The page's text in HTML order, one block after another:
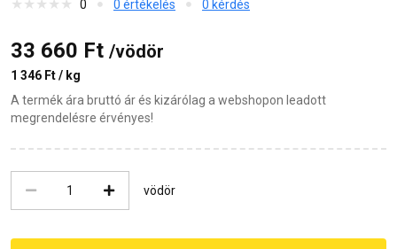
0
0 értékelés 0 kérdés
33 660 Ft /vödör
1 346 Ft / kg
A termék ára bruttó ár és kizárólag a webshopon leadott
megrendelésre érvényes!
vödör